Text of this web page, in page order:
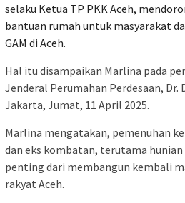
selaku Ketua TP PKK Aceh,
bantuan rumah untuk masyarakat
GAM di Aceh.
Hal itu disampaikan Marlina pada
Jenderal Perumahan Perdesaan, Dr.
Jakarta, Jumat, 11 April 2025.
Marlina mengatakan, pemenuhan
dan eks kombatan, terutama hunian
penting dari membangun kembali
rakyat Aceh.